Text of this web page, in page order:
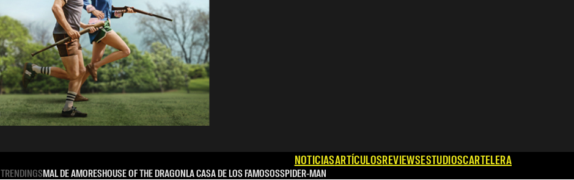
NOTICIASARTÍCULOSREVIEWSESTUDIOSCARTELERA
TRENDINGSMAL DE AMORESHOUSE OF THE DRAGONLA CASA DE LOS FAMOSOSSPIDER-MAN